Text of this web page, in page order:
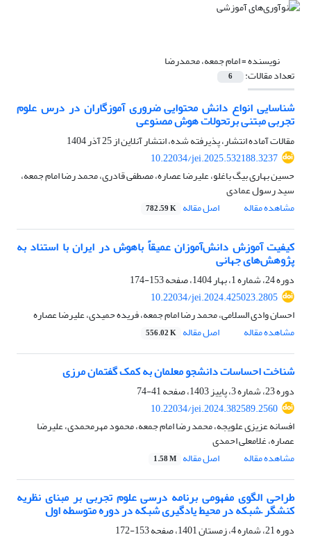
نویسنده =امام جمعه، محمدرضا
تعداد مقالات: 6
شناسایی انواع دانش محتوایی ضروری آموزگاران در درس علوم
تجربی مبتنی برتحولات هوش مصنوعی
مقالات آماده انتشار، پذیرفته شده، انتشار آنلاین از25 آذر 1404
10.22034/jei.2025.532188.3237
حسین بهاری بیگ باغلو، علیرضا عصاره، مصطفی قادری، محمد رضا امام جمعه،
سید رسول عمادی
مشاهده مقاله
اصل مقاله 782.59 K
کیفیت آموزش ‌دانش‌آموزان عمیقاً باهوش در ایران با استناد به
پژوهش‌های جهانی
دوره 24، شماره 1، بهار 1404، صفحه
153-174
10.22034/jei.2024.425023.2805
احسان وادی السلامی، محمد رضا امام جمعه، فریده حمیدی، علیرضا عصاره
مشاهده مقاله
اصل مقاله 556.02 K
شناخت احساسات دانشجو معلمان به کمک گفتمان مرزی
دوره 23، شماره 3، پاییز 1403، صفحه
41-74
10.22034/jei.2024.382589.2560
افسانه عزیزی علویجه، محمد رضا امام جمعه، محمود مهرمحمدی، علیرضا
عصاره، غلامعلی احمدی
مشاهده مقاله
اصل مقاله 1.58 M
طراحی الگوی مفهومی برنامه‌ درسی علوم تجربی بر مبنای نظریه
کنشگر –شبکه در محیط یادگیری شبکه در دوره متوسطه اول
دوره 21، شماره 4، زمستان 1401، صفحه
153-172